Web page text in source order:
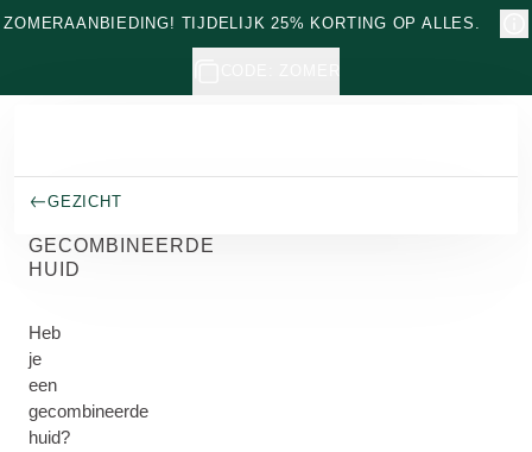
Naar hoofdinhoud gaan
ZOMERAANBIEDING! TIJDELIJK 25% KORTING OP ALLES.
GEZICHT
GECOMBINEERDE
HUID
Heb
je
een
gecombineerde
huid?